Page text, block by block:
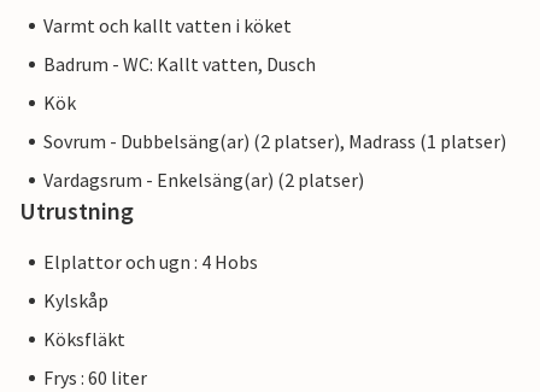
Varmt och kallt vatten i köket
Badrum - WC: Kallt vatten, Dusch
Kök
Sovrum - Dubbelsäng(ar) (2 platser), Madrass (1 platser)
Vardagsrum - Enkelsäng(ar) (2 platser)
Utrustning
Elplattor och ugn : 4 Hobs
Kylskåp
Köksfläkt
Frys : 60 liter